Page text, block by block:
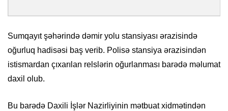
Sumqayıt şəhərində dəmir yolu stansiyası ərazisində
oğurluq hadisəsi baş verib. Polisə stansiya ərazisindən
istismardan çıxarılan relslərin oğurlanması barədə məlumat
daxil olub.
Bu barədə Daxili İşlər Nazirliyinin mətbuat xidmətindən